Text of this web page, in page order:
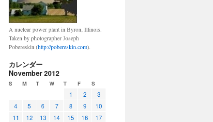
A nuclear power plant in Byron, Illinois.
Taken by photographer Joseph
Pobereskin (http://pobereskin.com).
カレンダー
November 2012
S M T W T F S
1 2
3
4
5 6 7 8 9
10
11
12 13 14 15 16
17